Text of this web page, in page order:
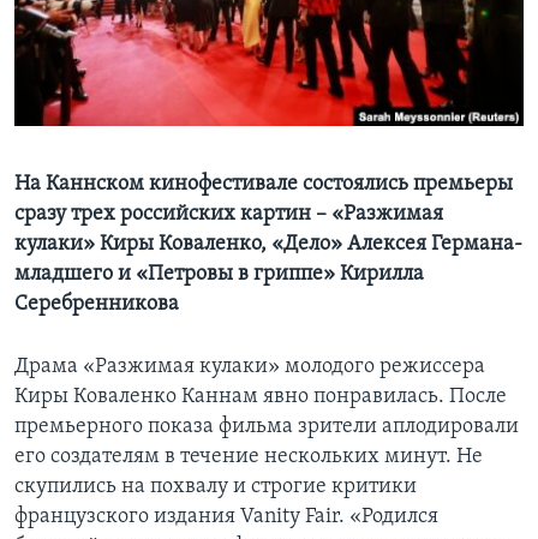
Learning English
СОЦИАЛЬНЫЕ СЕТИ
Языки
На Каннском кинофестивале состоялись премьеры
сразу трех российских картин – «Разжимая
кулаки» Киры Коваленко, «Дело» Алексея Германа-
младшего и «Петровы в гриппе» Кирилла
Серебренникова
Драма «Разжимая кулаки» молодого режиссера
Киры Коваленко Каннам явно понравилась. После
премьерного показа фильма зрители аплодировали
его создателям в течение нескольких минут. Не
скупились на похвалу и строгие критики
французского издания Vanity Fair. «Родился